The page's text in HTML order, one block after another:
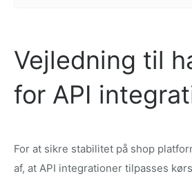
Vejledning til
for API
For at sikre stabilitet på shop
af, at API integrationer tilpasses